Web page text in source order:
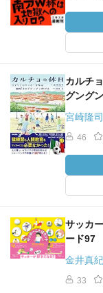
カルチ
グング
宮崎隆
46
サッカ
ード97
金井真
33